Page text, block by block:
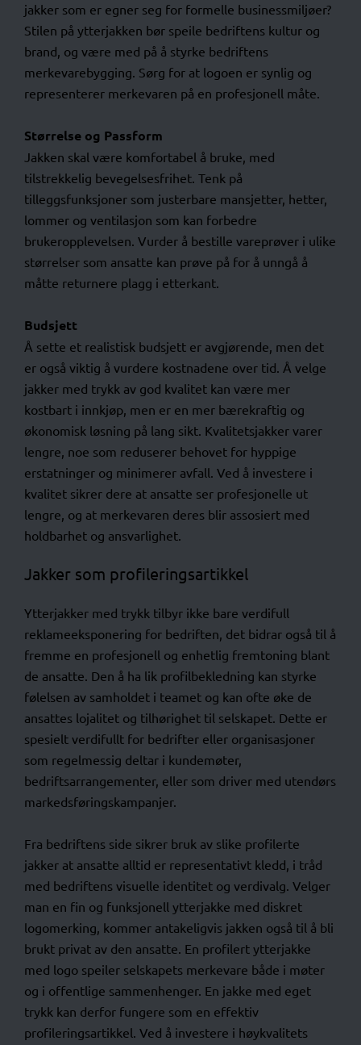
jakker som er egner seg for formelle businessmiljøer?
Stilen på ytterjakken bør speile bedriftens kultur og
brand, og være med på å styrke bedriftens
merkevarebygging. Sørg for at logoen er synlig og
representerer merkevaren på en profesjonell måte.
Størrelse og Passform
Jakken skal være komfortabel å bruke, med
tilstrekkelig bevegelsesfrihet. Tenk på
tilleggsfunksjoner som justerbare mansjetter, hetter,
lommer og ventilasjon som kan forbedre
brukeropplevelsen. Vurder å bestille vareprøver i ulike
størrelser som ansatte kan prøve på for å unngå å
måtte returnere plagg i etterkant.
Budsjett
Å sette et realistisk budsjett er avgjørende, men det
er også viktig å vurdere kostnadene over tid. Å velge
jakker med trykk av god kvalitet kan være mer
kostbart i innkjøp, men er en mer bærekraftig og
økonomisk løsning på lang sikt. Kvalitetsjakker varer
lengre, noe som reduserer behovet for hyppige
erstatninger og minimerer avfall. Ved å investere i
kvalitet sikrer dere at ansatte ser profesjonelle ut
lengre, og at merkevaren deres blir assosiert med
holdbarhet og ansvarlighet.
Jakker som profileringsartikkel
Ytterjakker med trykk tilbyr ikke bare verdifull
reklameeksponering for bedriften, det bidrar også til å
fremme en profesjonell og enhetlig fremtoning blant
de ansatte. Den å ha lik profilbekledning kan styrke
følelsen av samholdet i teamet og kan ofte øke de
ansattes lojalitet og tilhørighet til selskapet. Dette er
spesielt verdifullt for bedrifter eller organisasjoner
som regelmessig deltar i kundemøter,
bedriftsarrangementer, eller som driver med utendørs
markedsføringskampanjer.
Fra bedriftens side sikrer bruk av slike profilerte
jakker at ansatte alltid er representativt kledd, i tråd
med bedriftens visuelle identitet og verdivalg. Velger
man en fin og funksjonell ytterjakke med diskret
logomerking, kommer antakeligvis jakken også til å bli
brukt privat av den ansatte. En profilert ytterjakke
med logo speiler selskapets merkevare både i møter
og i offentlige sammenhenger. En jakke med eget
trykk kan derfor fungere som en effektiv
profileringsartikkel. Ved å investere i høykvalitets